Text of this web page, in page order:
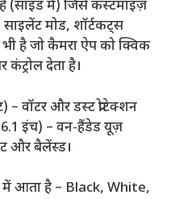
(साइड में) जिसे कस्टमाइज़
मोड, शॉर्टकट्स
है जो कैमरा ऐप को क्विक
देता है।
वॉटर और डस्ट प्रोटेक्शन
इंच) – वन-हैंडेड यूज़
और बैलेंस्ड।
में आता है – Black, White,